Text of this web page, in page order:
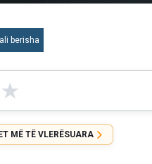
berisha
★
MË TË VLERËSUARA